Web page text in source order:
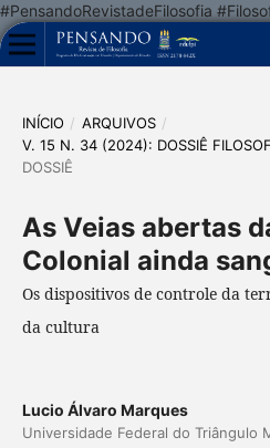
#PensandoRevistadeFilosofia
INÍCIO / ARQUIVOS /
V. 15 N. 34 (2024): DOSSIÊ
DOSSIÊ
As Veias abertas
Colonial ainda
Os dispositivos de controle da
da cultura
Lucio Álvaro Marques
Universidade Federal do Triângulo